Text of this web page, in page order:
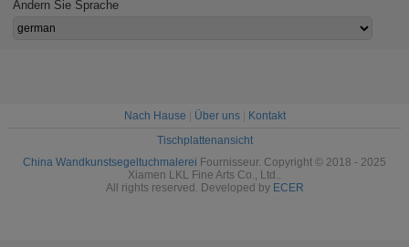
Ändern Sie Sprache
Nach Hause Über uns|
Kontakt
Tischplattenansicht
China Wandkunstsegeltuchmalerei Fournisseur. Copyright © 2018 - 2025
Xiamen LKL Fine Arts Co., Ltd..
All rights reserved. Developed by ECER